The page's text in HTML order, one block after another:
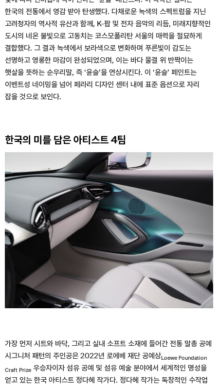
한국의 전통에서 영감 받아 탄생했다. 다채로운 녹색의 스펙트럼을 지닌
고려청자의 역사적 유산과 함께, K-팝 및 전자 음악의 리듬, 미래지향적인
도시의 네온 불빛으로 고동치는 코스모폴리탄 서울의 매력을 절묘하게
결합했다. 그 결과 녹색에서 보라색으로 변화하며 푸른빛이 감도는
선명하고 영롱한 마감이 완성되었으며, 이는 바다 물결 위 반짝이는
햇살을 뜻하는 순우리말, 즉 ‘윤슬’을 연상시킨다. 이 ‘윤슬’ 페인트는
이벤트성 네이밍을 넘어 페라리 디자인 센터 내에 표준 옵션으로 자리
잡을 것으로 보인다.
한국의 미를 담은 아티스트 4팀
가장 먼저 시트와 바닥, 그리고 실내 소프트 소재에 들어간 전통 말총 공예
시그니처 패턴의 주인공은 2022년 로에베 재단 공예상Loewe Foundation
Craft Prize 우승자이자 섬유 공예 및 섬유 예술 분야에서 세계적인 명성을
얻고 있는 한국 아티스트 정다혜 작가다. 정다혜 작가는 독창적인 수작업